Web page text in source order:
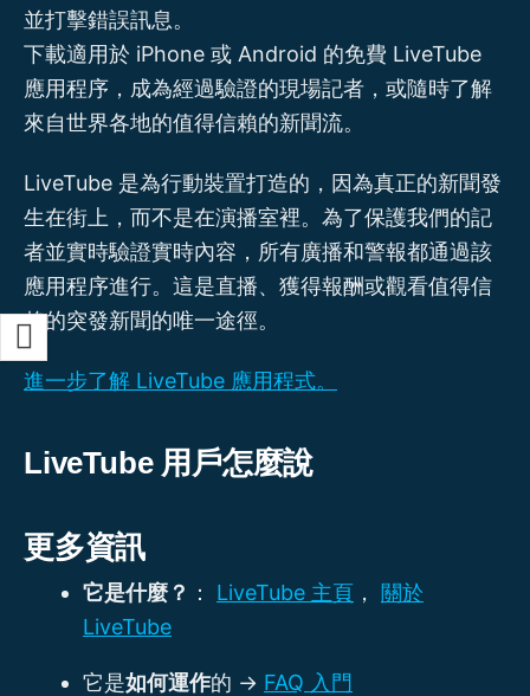
並打擊錯誤訊息。
下載適用於 iPhone 或 Android 的免費 LiveTube
應用程序，成為經過驗證的現場記者，或隨時了解
來自世界各地的值得信賴的新聞流。
LiveTube 是為行動裝置打造的，因為真正的新聞發
生在街上，而不是在演播室裡。為了保護我們的記
者並實時驗證實時內容，所有廣播和警報都通過該
應用程序進行。這是直播、獲得報酬或觀看值得信
賴的突發新聞的唯一途徑。
進一步了解 LiveTube 應用程式。
LiveTube 用戶怎麼說
更多資訊
它是什麼？ ： LiveTube 主頁 ， 關於
LiveTube
它是如何運作的 -> FAQ 入門